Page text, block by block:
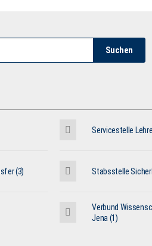
Suchen
Servicestelle
(3) Stabsstelle
Verbund
Jena (1)